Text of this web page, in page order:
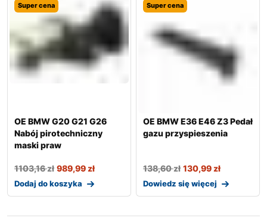
Super cena
OE BMW G20 G21 G26
Nabój pirotechniczny
maski praw
1103,16zł 989,99zł
Dodaj do koszyka
Super cena
OE BMW E36 E46 Z3 Pedał
gazu przyspieszenia
138,60zł 130,99zł
Dowiedz się więcej